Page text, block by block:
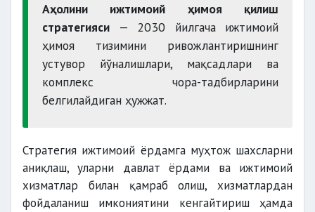
Аҳолини ижтимоий ҳимоя қилиш
стратегияси — 2030 йилгача ижтимоий
ҳимоя тизимини ривожлантиришнинг
устувор йўналишлари, мақсадлари ва
комплекс чора-тадбирларини
белгилайдиган ҳужжат.
Стратегия ижтимоий ёрдамга муҳтож шахсларни
аниқлаш, уларни давлат ёрдами ва ижтимоий
хизматлар билан қамраб олиш, хизматлардан
фойдаланиш имкониятини кенгайтириш ҳамда